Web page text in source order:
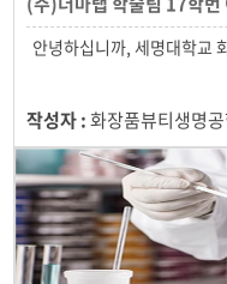
작성자 :화장품뷰티생명